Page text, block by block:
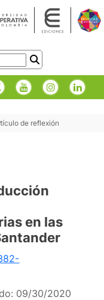
de reflexión
en las
09/30/2020